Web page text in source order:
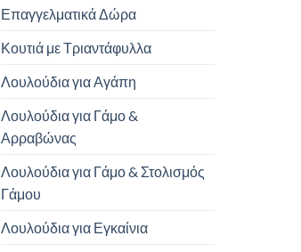
Επαγγελματικά Δώρα
Κουτιά με Τριαντάφυλλα
Λουλούδια για Αγάπη
Λουλούδια για Γάμο &
Αρραβώνας
Λουλούδια για Γάμο & Στολισμός
Γάμου
Λουλούδια για Εγκαίνια